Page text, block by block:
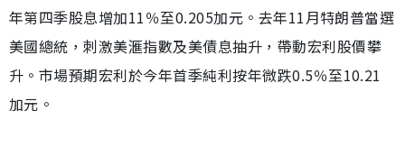
年第四季股息增加11％至0.205加元。去年11月特朗普當選
美國總統，刺激美滙指數及美債息抽升，帶動宏利股價攀
升。市場預期宏利於今年首季純利按年微跌0.5％至10.21
加元。